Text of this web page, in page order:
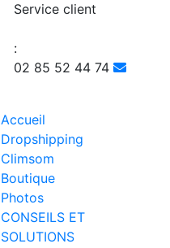
Service client
:
02 85 52 44 74
Accueil
Dropshipping
Climsom
Boutique
Photos
CONSEILS ET
SOLUTIONS